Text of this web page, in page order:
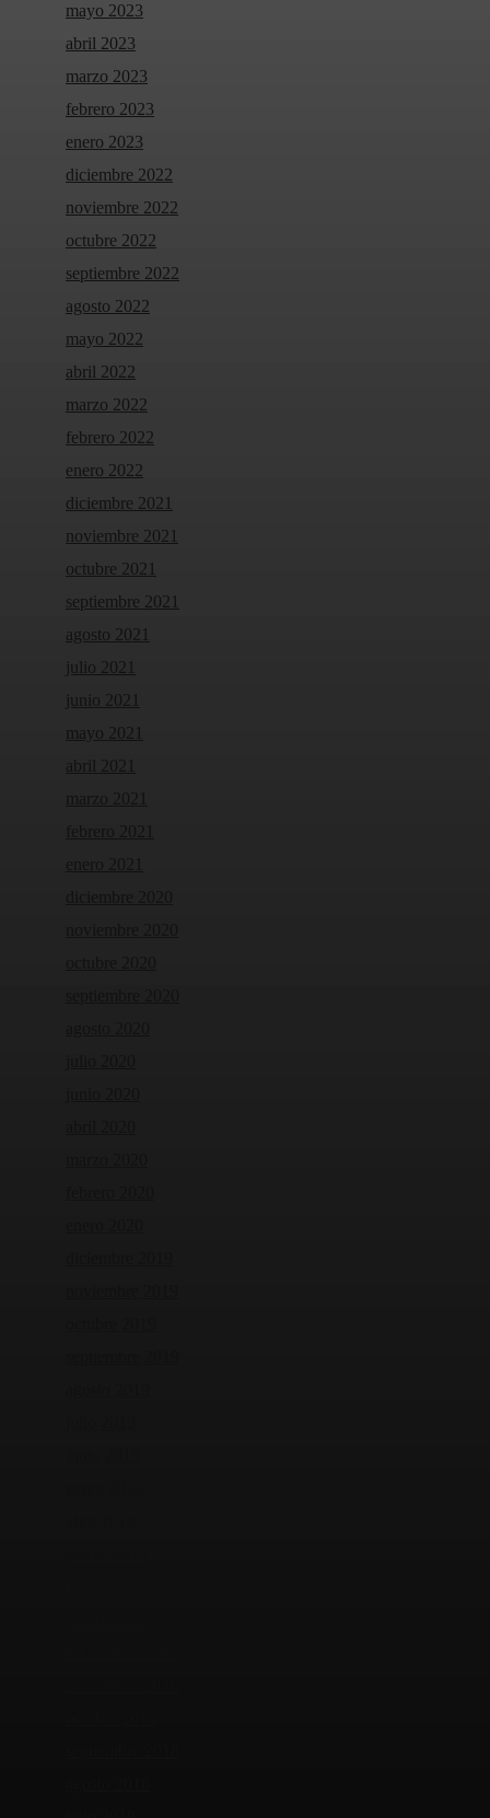
mayo 2023
abril 2023
marzo 2023
febrero 2023
enero 2023
diciembre 2022
noviembre 2022
octubre 2022
septiembre 2022
agosto 2022
mayo 2022
abril 2022
marzo 2022
febrero 2022
enero 2022
diciembre 2021
noviembre 2021
octubre 2021
septiembre 2021
agosto 2021
julio 2021
junio 2021
mayo 2021